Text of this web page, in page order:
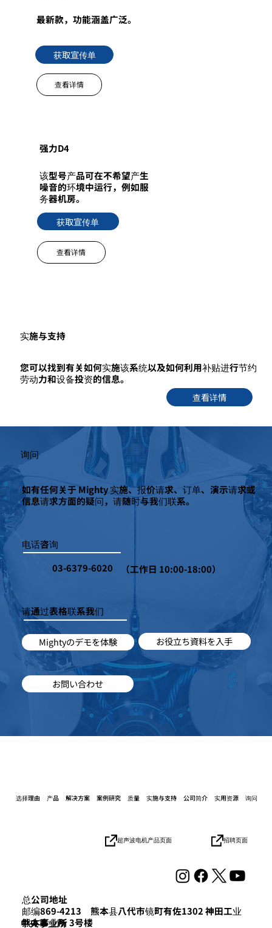
强力D4
该型号产品可在不希望产生
噪音的环境中运行，例如服
务器机房。
查看详情
获取宣传单
最新款，功能涵盖广泛。
获取宣传单
查看详情
您可以找到有关如何实施该系统以及如何利用补贴进行节约
劳动力和设备投资的信息。
实施与支持
查看详情
询问
如有任何关于 Mighty 实施、报价请求、订单、演示请求或
信息请求方面的疑问，请随时与我们联系。
电话咨询
03-6379-6020
（工作日 10:00-18:00）
请通过表格联系我们
Mightyのデモを体験 お役立ち資料を入手
お問い合わせ
总公司地址
邮编869-4213 熊本县八代市镜町有佐1302 神田工业
熊本事业所 3号楼
​中央事业所
选择理由 产品 解决方案 案例研究 质量 实施与支持 公司简介 实用资源 询问
超声波电机产品页面 招聘页面